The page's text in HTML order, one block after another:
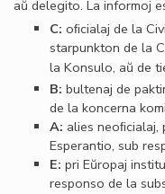
aŭ delegito. La informoj
C: oﬁcialaj de la
starpunkton de la
la Konsulo, aŭ de
B: bultenaj de
de la koncerna
A: alies
Esperantio, sub
E: pri Eŭropaj
responso de la